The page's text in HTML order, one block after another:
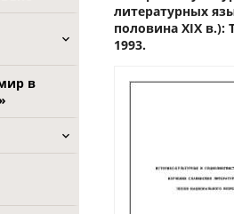
в
литературных
половина XIX
1993.